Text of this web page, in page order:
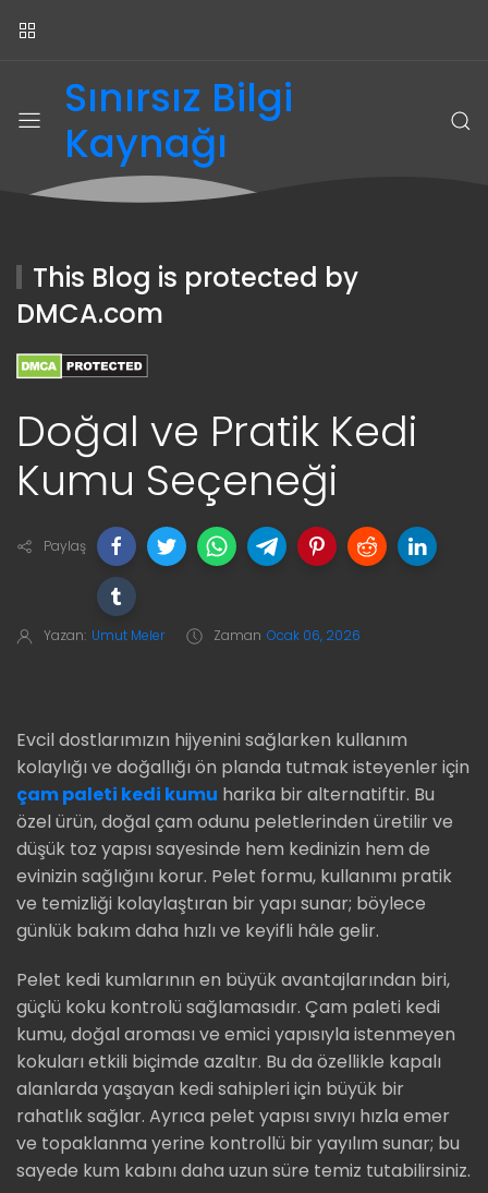
Sınırsız Bilgi
Kaynağı
This Blog is protected by
DMCA.com
Doğal ve Pratik Kedi
Kumu Seçeneği
Paylaş
Yazan: Umut Meler Zaman Ocak 06, 2026
Evcil dostlarımızın hijyenini sağlarken kullanım
kolaylığı ve doğallığı ön planda tutmak isteyenler için
çam paleti kedi kumu harika bir alternatiftir. Bu
özel ürün, doğal çam odunu peletlerinden üretilir ve
düşük toz yapısı sayesinde hem kedinizin hem de
evinizin sağlığını korur. Pelet formu, kullanımı pratik
ve temizliği kolaylaştıran bir yapı sunar; böylece
günlük bakım daha hızlı ve keyifli hâle gelir.
Pelet kedi kumlarının en büyük avantajlarından biri,
güçlü koku kontrolü sağlamasıdır. Çam paleti kedi
kumu, doğal aroması ve emici yapısıyla istenmeyen
kokuları etkili biçimde azaltır. Bu da özellikle kapalı
alanlarda yaşayan kedi sahipleri için büyük bir
rahatlık sağlar. Ayrıca pelet yapısı sıvıyı hızla emer
ve topaklanma yerine kontrollü bir yayılım sunar; bu
sayede kum kabını daha uzun süre temiz tutabilirsiniz.